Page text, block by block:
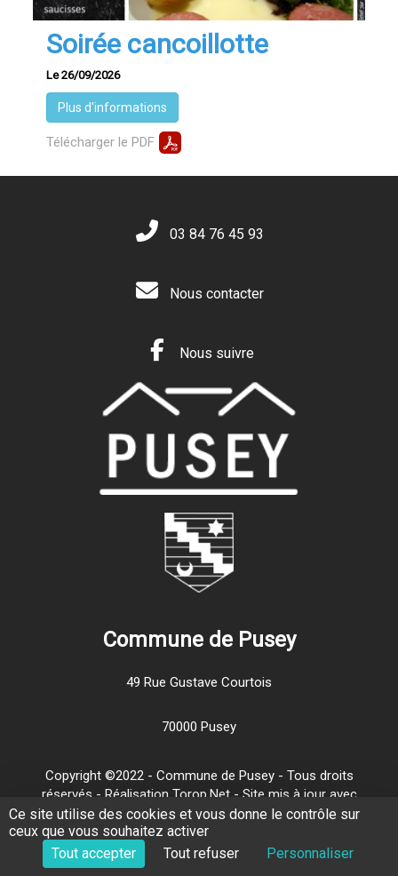
Soirée cancoillotte
Le 26/09/2026
Plus d'informations
Télécharger le PDF
03 84 76 45 93
Nous contacter
Nous suivre
Commune de Pusey
49 Rue Gustave Courtois
70000 Pusey
Copyright ©2022 - Commune de Pusey - Tous droits
réservés - Réalisation Torop.Net - Site mis à jour avec
wsb-Mentions légales- Traitement de vos données
personnelles-
Ce site utilise des cookies et vous donne le contrôle sur
ceux que vous souhaitez activer
Tout accepter
Tout refuser Personnaliser